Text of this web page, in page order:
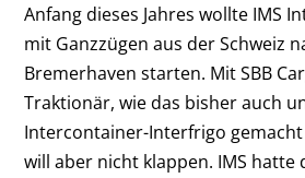
Anfang dieses Jahres wollte IMS
mit Ganzzügen aus der Schweiz
Bremerhaven starten. Mit SBB
Traktionär, wie das bisher auch
Intercontainer-Interfrigo
will aber nicht klappen. IMS hatte